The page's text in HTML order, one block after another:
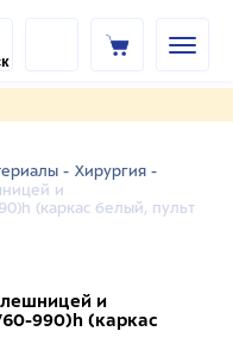
- Хирургия -
и
(каркас белый, пульт
и
990)h (каркас